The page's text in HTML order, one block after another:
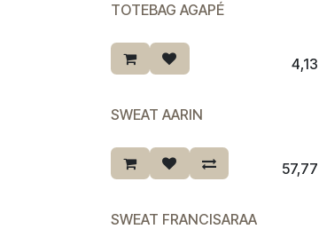
TOTEBAG AGAPÉ
4,13
Dernière chance ♡
SWEAT AARIN
57,77
SWEAT FRANCISARAA